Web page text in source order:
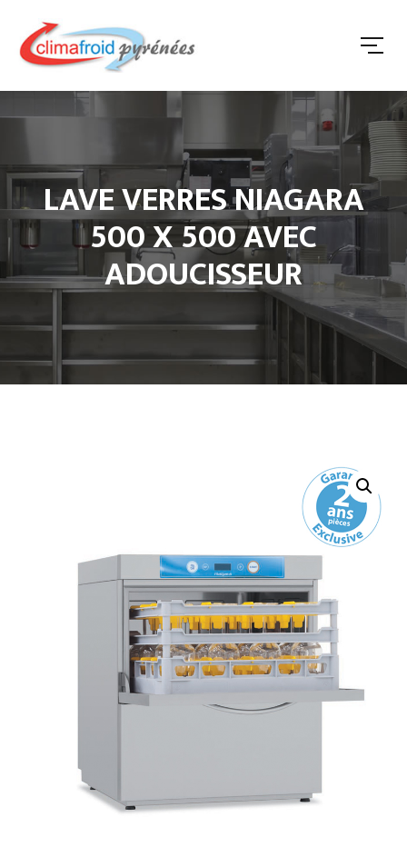
LAVE VERRES NIAGARA
500 X 500 AVEC
ADOUCISSEUR